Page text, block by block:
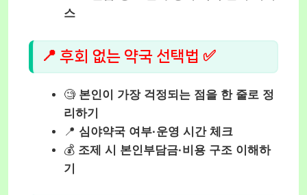
스
📍 후회 없는 약국 선택법 ✅
🧐 본인이 가장 걱정되는 점을 한 줄로 정
리하기
📍 심야약국 여부·운영 시간 체크
💰 조제 시 본인부담금·비용 구조 이해하
기